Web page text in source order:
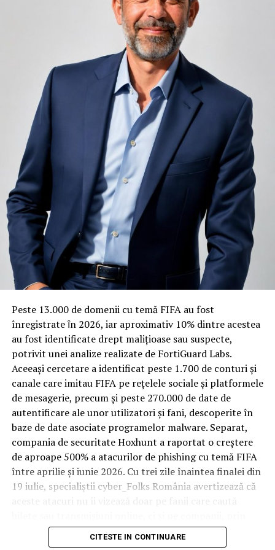
Zgomotul pașilor din camera de sus sau din coridorul
adiacent rămâne una dintre cele mai frecvente
nemulțumiri semnalate de oaspeți în recenziile online,
chiar și la unități altfel apreciate pentru servicii și
locație. De multe ori, oaspeții nu identifică pardoseala
drept sursa reală a problemei, ci descriu simplu senzația
de spațiu zgomotos sau agitat.
Pardoseala joacă un rol important în absorbția acestor
sunete, mai ales în zonele de trecere frecventă dintre
cameră și baie sau dintre pat și fereastră. Un material cu
proprietăți fonoabsorbante bune reduce transmiterea
zgomotului către camerele vecine și către etajele
inferioare, un aspect esențial mai ales în clădirile mai
vechi, cu structuri care nu au fost proiectate inițial
pentru izolare fonică performantă.
Rotația rapidă a oaspeților cere
materiale rezistente
Spre diferență de o locuință obișnuită, o cameră de hotel
trece printr-un ciclu de utilizare intensă: oaspeți diferiți,
bagaje trase pe roți, curățenie zilnică, uneori mai multe
rezervări consecutive în aceeași săptămână. Această
frecvență ridicată de utilizare pune presiune reală pe
orice suprafață, iar pardoseala este printre primele
elemente afectate vizibil, mai ales în zona din jurul
patului și a ușii de acces.
În etapa de renovare sau construcție, administratorii
care iau în calcul mocheta trafic intens
pentru zonele
cu rotație mare reduc riscul de uzură prematură și de
decolorare vizibilă în punctele de trecere frecventă. Este
o decizie care ține mai puțin de stil și mai mult de
după primele sezoane de utilizare intensă.
Peste 13.000 de domenii cu temă FIFA au fost
înregistrate ȋn 2026, iar aproximativ 10% dintre acestea
au fost identificate drept malițioase sau suspecte,
potrivit unei analize realizate de FortiGuard Labs.
Aceeași cercetare a identificat peste 1.700 de conturi și
canale care imitau FIFA pe rețelele sociale și platformele
de mesagerie, precum și peste 270.000 de date de
autentificare ale unor utilizatori și fani, descoperite în
baze de date asociate programelor malware. Separat,
compania de securitate Hoxhunt a raportat o creștere
de aproape 500% a atacurilor de phishing cu temă FIFA
între aprilie și iunie 2026. Cu trei zile înaintea finalei din
19 iulie, specialiștii cyber_Folks România avertizează că
conturile, dispozitivele și infrastructura digitală
utilizate de angajați.
CITESTE IN CONTINUARE